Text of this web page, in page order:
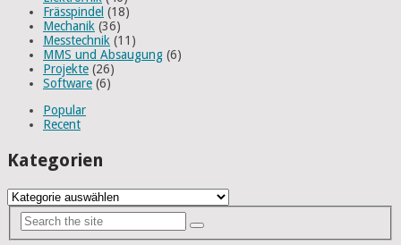
Frässpindel (18)
Mechanik (36)
Messtechnik (11)
MMS und Absaugung (6)
Projekte (26)
Software (6)
Popular
Recent
Kategorien
Kategorien